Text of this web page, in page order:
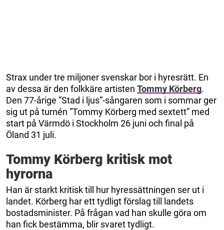
Strax under tre miljoner svenskar bor i hyresrätt. En
av dessa är den folkkäre artisten Tommy Körberg.
Den 77-årige ”Stad i ljus”-sångaren som i sommar ger
sig ut på turnén ”Tommy Körberg med sextett” med
start på Värmdö i Stockholm 26 juni och final på
Öland 31 juli.
Tommy Körberg kritisk mot
hyrorna
Han är starkt kritisk till hur hyressättningen ser ut i
landet. Körberg har ett tydligt förslag till landets
bostadsminister. På frågan vad han skulle göra om
han fick bestämma, blir svaret tydligt.